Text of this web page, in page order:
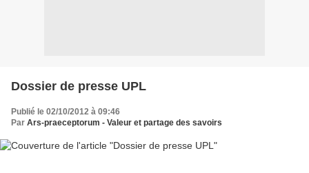
Dossier de presse UPL
Publié le 02/10/2012 à 09:46
Par Ars-praeceptorum - Valeur et partage des savoirs